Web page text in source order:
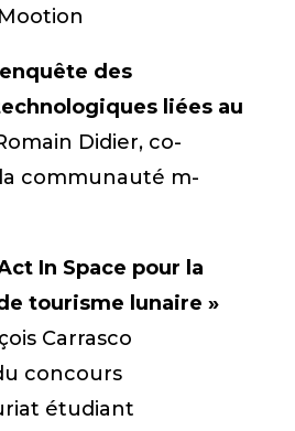
des
liées au
Didier, co-
communauté m-
In Space pour la
tourisme lunaire »
Carrasco
concours
étudiant